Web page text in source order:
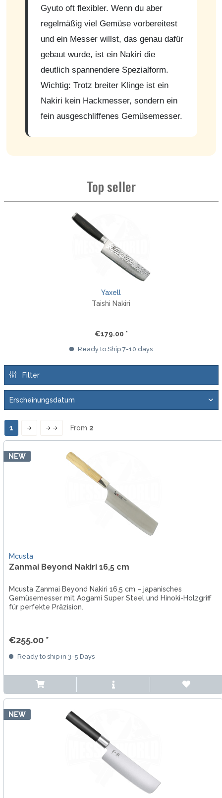
Gyuto oft flexibler. Wenn du aber
regelmäßig viel Gemüse vorbereitest
und ein Messer willst, das genau dafür
gebaut wurde, ist ein Nakiri die
deutlich spannendere Spezialform.
Wichtig: Trotz breiter Klinge ist ein
Nakiri kein Hackmesser, sondern ein
fein ausgeschliffenes Gemüsemesser.
Top seller
Yaxell
Taishi Nakiri
€179.00 *
Ready to Ship 7-10 days
Filter
1 From 2
NEW
Mcusta
Zanmai Beyond Nakiri 16,5 cm
Mcusta Zanmai Beyond Nakiri 16,5 cm – japanisches
Gemüsemesser mit Aogami Super Steel und Hinoki-Holzgriff
für perfekte Präzision.
€255.00 *
Ready to ship in 3-5 Days
NEW